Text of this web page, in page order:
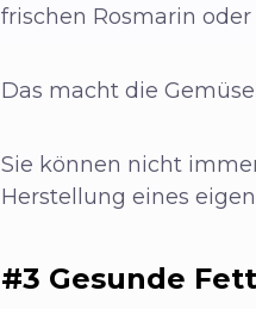
frischen Rosmarin
Das macht die
Sie können nicht
Herstellung eines
#3 Gesunde